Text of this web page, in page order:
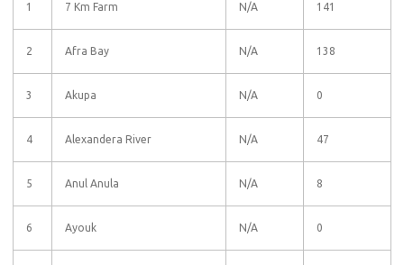
1 7 Km Farm N/A 141
2 Afra Bay N/A 138
3 Akupa N/A 0
4 Alexandera River N/A 47
5 Anul Anula N/A 8
6 Ayouk N/A 0